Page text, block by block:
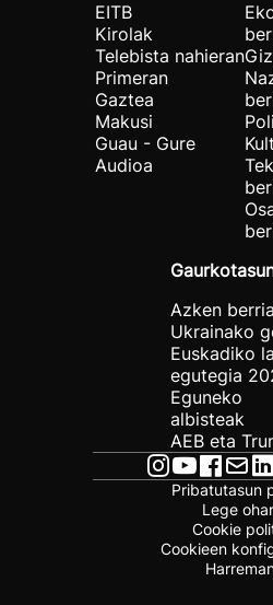
EITB
Kirolak
Telebista nahieran
Primeran
Gaztea
Makusi
Guau - Gure
Audioa
Azken
Ukrainako
Euskadiko
egutegia
Eguneko
albisteak
AEB eta
Pribatutasun
Lege
Cookie
Cookieen